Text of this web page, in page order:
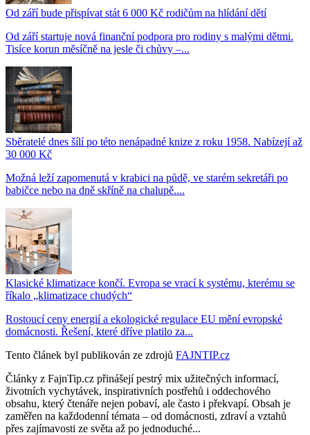
Od září bude přispívat stát 6 000 Kč rodičům na hlídání dětí
Od září startuje nová finanční podpora pro rodiny s malými dětmi.
Tisíce korun měsíčně na jesle či chůvy –...
Sběratelé dnes šílí po této nenápadné knize z roku 1958. Nabízejí až
30 000 Kč
Možná leží zapomenutá v krabici na půdě, ve starém sekretáři po
babičce nebo na dně skříně na chalupě....
Klasické klimatizace končí. Evropa se vrací k systému, kterému se
říkalo „klimatizace chudých“
Rostoucí ceny energií a ekologické regulace EU mění evropské
domácnosti. Řešení, které dříve platilo za...
Tento článek byl publikován ze zdrojů FAJNTIP.cz
Články z FajnTip.cz přinášejí pestrý mix užitečných informací,
životních vychytávek, inspirativních postřehů i oddechového
obsahu, který čtenáře nejen pobaví, ale často i překvapí. Obsah je
zaměřen na každodenní témata – od domácnosti, zdraví a vztahů
přes zajímavosti ze světa až po jednoduché...